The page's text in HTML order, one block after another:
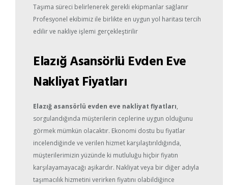
Taşıma süreci belirlenerek gerekli ekipmanlar sağlanır
Profesyonel ekibimiz ile birlikte en uygun yol haritası tercih
edilir ve nakliye işlemi gerçekleştirilir
Elazığ Asansörlü Evden Eve
Nakliyat Fiyatları
Elazığ asansörlü evden eve nakliyat fiyatları,
sorgulandığında müşterilerin ceplerine uygun olduğunu
görmek mümkün olacaktır. Ekonomi dostu bu fiyatlar
incelendiğinde ve verilen hizmet karşılaştırıldığında,
müşterilerimizin yüzünde ki mutluluğu hiçbir fiyatın
karşılayamayacağı aşikardır. Nakliyat veya bir diğer adıyla
taşımacılık hizmetini verirken fiyatını olabildiğince